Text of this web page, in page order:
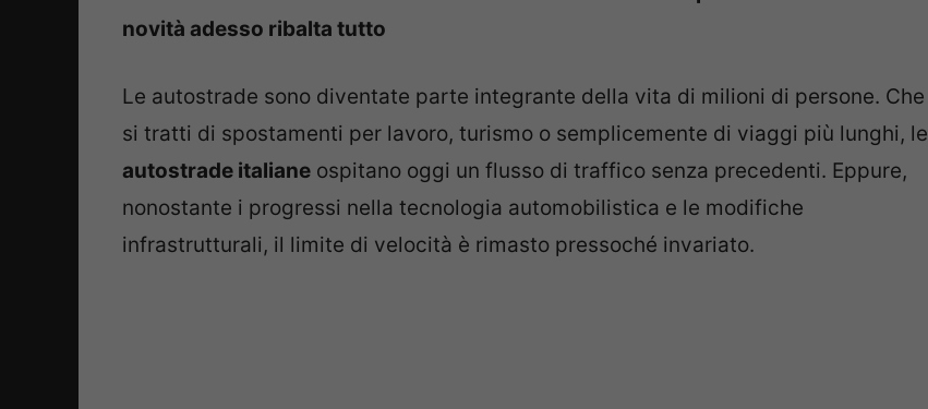
novità adesso ribalta tutto
Le autostrade sono diventate parte integrante della vita di milioni di persone. Che
si tratti di spostamenti per lavoro, turismo o semplicemente di viaggi più lunghi, le
autostrade italiane ospitano oggi un flusso di traffico senza precedenti. Eppure,
nonostante i progressi nella tecnologia automobilistica e le modifiche
infrastrutturali, il limite di velocità è rimasto pressoché invariato.